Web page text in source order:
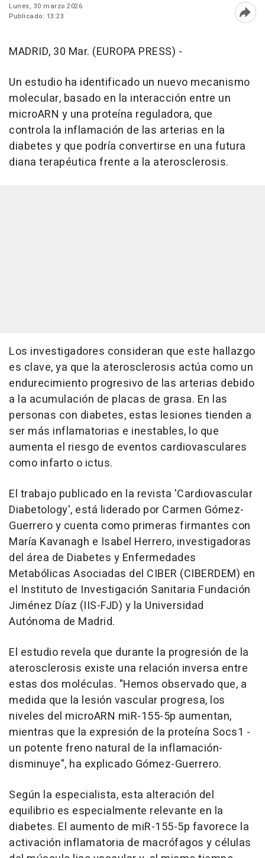
Lunes, 30 marzo 2026
Publicado: 13:23
MADRID, 30 Mar. (EUROPA PRESS) -
Un estudio ha identificado un nuevo mecanismo
molecular, basado en la interacción entre un
microARN y una proteína reguladora, que
controla la inflamación de las arterias en la
diabetes y que podría convertirse en una futura
diana terapéutica frente a la aterosclerosis.
Los investigadores consideran que este hallazgo
es clave, ya que la aterosclerosis actúa como un
endurecimiento progresivo de las arterias debido
a la acumulación de placas de grasa. En las
personas con diabetes, estas lesiones tienden a
ser más inflamatorias e inestables, lo que
aumenta el riesgo de eventos cardiovasculares
como infarto o ictus.
El trabajo publicado en la revista 'Cardiovascular
Diabetology', está liderado por Carmen Gómez-
Guerrero y cuenta como primeras firmantes con
María Kavanagh e Isabel Herrero, investigadoras
del área de Diabetes y Enfermedades
Metabólicas Asociadas del CIBER (CIBERDEM) en
el Instituto de Investigación Sanitaria Fundación
Jiménez Díaz (IIS-FJD) y la Universidad
Autónoma de Madrid.
El estudio revela que durante la progresión de la
aterosclerosis existe una relación inversa entre
estas dos moléculas. "Hemos observado que, a
medida que la lesión vascular progresa, los
niveles del microARN miR-155-5p aumentan,
mientras que la expresión de la proteína Socs1 -
un potente freno natural de la inflamación-
disminuye", ha explicado Gómez-Guerrero.
Según la especialista, esta alteración del
equilibrio es especialmente relevante en la
diabetes. El aumento de miR-155-5p favorece la
activación inflamatoria de macrófagos y células